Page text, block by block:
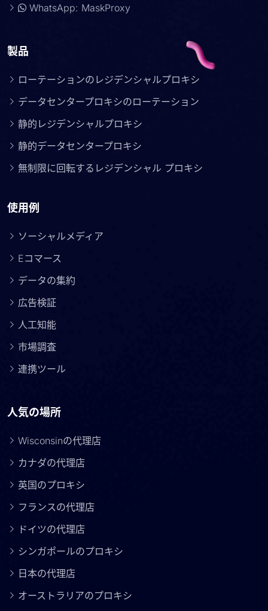
WhatsApp: MaskProxy
製品
ローテーションのレジデンシャルプロキシ
データセンタープロキシのローテーション
静的レジデンシャルプロキシ
静的データセンタープロキシ
無制限に回転するレジデンシャル プロキシ
使用例
ソーシャルメディア
Eコマース
データの集約
広告検証
人工知能
市場調査
連携ツール
人気の場所
Wisconsinの代理店
カナダの代理店
英国のプロキシ
フランスの代理店
ドイツの代理店
シンガポールのプロキシ
日本の代理店
オーストラリアのプロキシ